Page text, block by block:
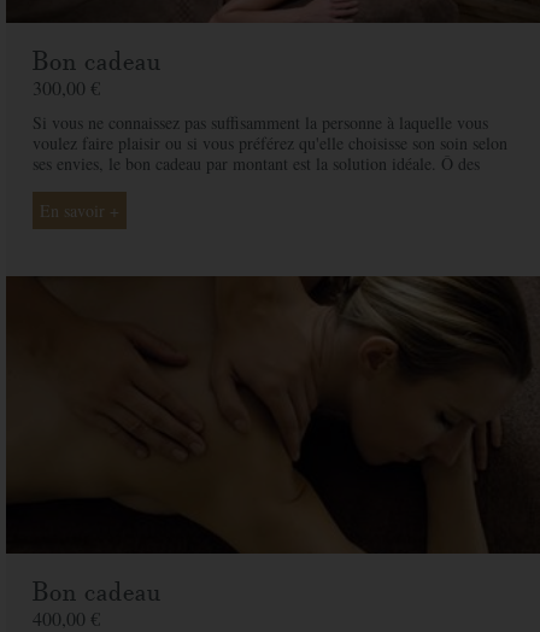
Bon cadeau
300,00 €
Si vous ne connaissez pas suffisamment la personne à laquelle vous
voulez faire plaisir ou si vous préférez qu'elle choisisse son soin selon
ses envies, le bon cadeau par montant est la solution idéale. Ô des
proche et ainsi rendre ce moment exceptionnel.
En savoir +
Bon cadeau
400,00 €